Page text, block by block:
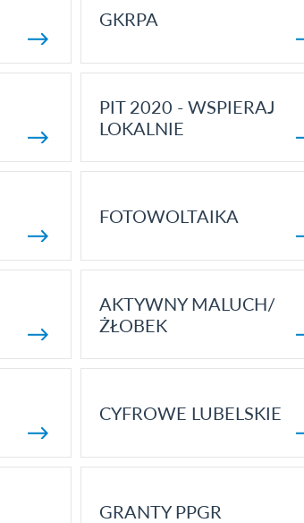
GKRPA
PIT 2020 - WSPIERAJ
LOKALNIE
FOTOWOLTAIKA
AKTYWNY MALUCH/
ŻŁOBEK
CYFROWE LUBELSKIE
GRANTY PPGR